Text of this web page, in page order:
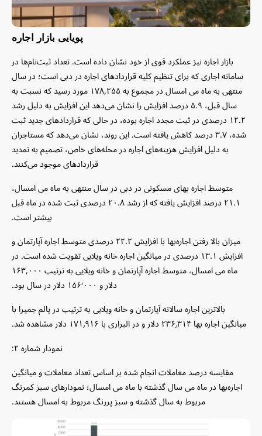
پویایی بازار اجاره
بازار اجاره نیز عملکرد قوی از خود نشان داده است. تعداد ثبت‌نام‌ها در
سامانه اجاری که برای تنظیم کلیه قراردادهای اجاره در دبی است؛ در سال
منتهی به ماه می امسال در مجموع به ۱۷۸,۲۵۵ مورد رسید که نسبت به
سال قبل، ۵.۹ درصد افزایش را نشان می‌دهد این افزایش به دلیل رشد
۱۲.۲ درصدی در ثبت مجدد اجاره بوده، در حالی که قراردادهای جدید ثبت
شده، ۳.۷ درصد کاهش یافته است. این روند، نشان می‌دهد که مستاجران
به دلیل افزایش هزینه‌های اجاره در محله‌های خاص، تصمیم به تمدید
قراردادهای موجود می‌کنند.
متوسط ​​اجاره بهای مسکونی در دبی در سال منتهی به ماه می امسال،
۲۱.۱ درصد افزایش یافته که از رشد ۲۰.۸ درصدی ثبت شده در ماه قبل
بیشتر است.
میزان بالا رفتن اجاره‌بها با افزایش ۲۲.۲ درصدی متوسط ​​اجاره آپارتمان و
افزایش ۱۳.۱ درصدی در میانگین اجاره خانه ویلایی تقویت شده است. در
ماه می امسال، متوسط ​​اجاره آپارتمان و خانه ویلایی به ترتیب ۱۶۳,۰۰۰
دلار و ۱۵۶٬۰۰۰ دلار در سال بود.
بالاترین اجاره سالانه آپارتمان و خانه ویلایی به ترتیب در پالم جمیرا با
میانگین اجاره‌ بها ۲۳۶٫۳۱۴ دلار و در البراری با ۱۷۱٫۹۱۶ دلار مشاهده شد.
نمودار شماره ۲:
مقایسه درصد معاملات انجام شده بر اساس تعداد معاملات و میانگین
اجاره‌بها در ماه می سال گذشته با ماه می امسال؛ نمودارهای سبز کمرنگ
مربوط به سال گذشته و سبز پررنگ مربوط به امسال هستند.